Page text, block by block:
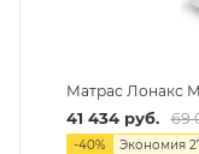
Матрас Лонакс
41 434руб. 69
-40% Экономия